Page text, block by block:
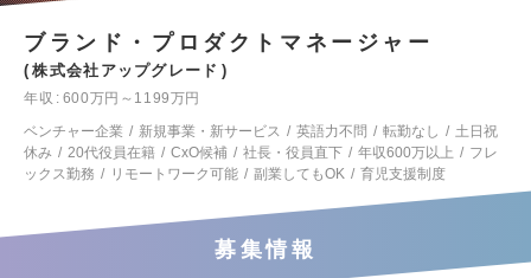
ブランド・プロダクトマネージャー
株式会社アップグレード
年収
600万円～1199万円
ベンチャー企業
新規事業・新サービス 英語力不問 転勤なし
土日祝
休み
20代役員在籍 CxO候補 社長・役員直下 年収600万以上
フレ
ックス勤務
リモートワーク可能 副業してもOK 育児支援制度
募集情報